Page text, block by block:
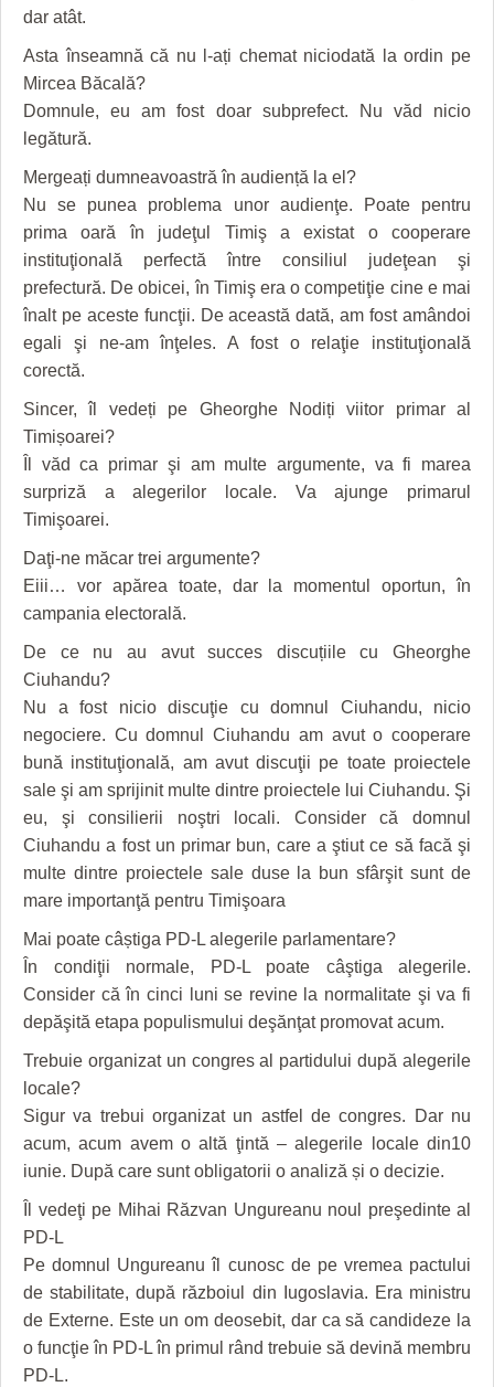
dar atât.
Asta înseamnă că nu l-ați chemat niciodată la ordin pe
Mircea Băcală?
Domnule, eu am fost doar subprefect. Nu văd nicio
legătură.
Mergeați dumneavoastră în audiență la el?
Nu se punea problema unor audienţe. Poate pentru
prima oară în judeţul Timiş a existat o cooperare
instituţională perfectă între consiliul judeţean şi
prefectură. De obicei, în Timiş era o competiţie cine e mai
înalt pe aceste funcţii. De această dată, am fost amândoi
egali şi ne-am înţeles. A fost o relaţie instituţională
corectă.
Sincer, îl vedeți pe Gheorghe Nodiți viitor primar al
Timișoarei?
Îl văd ca primar şi am multe argumente, va fi marea
surpriză a alegerilor locale. Va ajunge primarul
Timişoarei.
Daţi-ne măcar trei argumente?
Eiii… vor apărea toate, dar la momentul oportun, în
campania electorală.
De ce nu au avut succes discuțiile cu Gheorghe
Ciuhandu?
Nu a fost nicio discuţie cu domnul Ciuhandu, nicio
negociere. Cu domnul Ciuhandu am avut o cooperare
bună instituţională, am avut discuţii pe toate proiectele
sale şi am sprijinit multe dintre proiectele lui Ciuhandu. Şi
eu, şi consilierii noştri locali. Consider că domnul
Ciuhandu a fost un primar bun, care a ştiut ce să facă şi
multe dintre proiectele sale duse la bun sfârşit sunt de
mare importanţă pentru Timişoara
Mai poate câștiga PD-L alegerile parlamentare?
În condiţii normale, PD-L poate câştiga alegerile.
Consider că în cinci luni se revine la normalitate şi va fi
depăşită etapa populismului deşănţat promovat acum.
Trebuie organizat un congres al partidului după alegerile
locale?
Sigur va trebui organizat un astfel de congres. Dar nu
acum, acum avem o altă ţintă – alegerile locale din10
iunie. După care sunt obligatorii o analiză și o decizie.
Îl vedeţi pe Mihai Răzvan Ungureanu noul preşedinte al
PD-L
Pe domnul Ungureanu îl cunosc de pe vremea pactului
de stabilitate, după războiul din Iugoslavia. Era ministru
de Externe. Este un om deosebit, dar ca să candideze la
o funcţie în PD-L în primul rând trebuie să devină membru
PD-L.